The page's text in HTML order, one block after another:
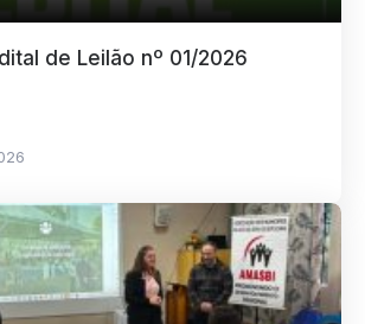
de Leilão nº 01/2026